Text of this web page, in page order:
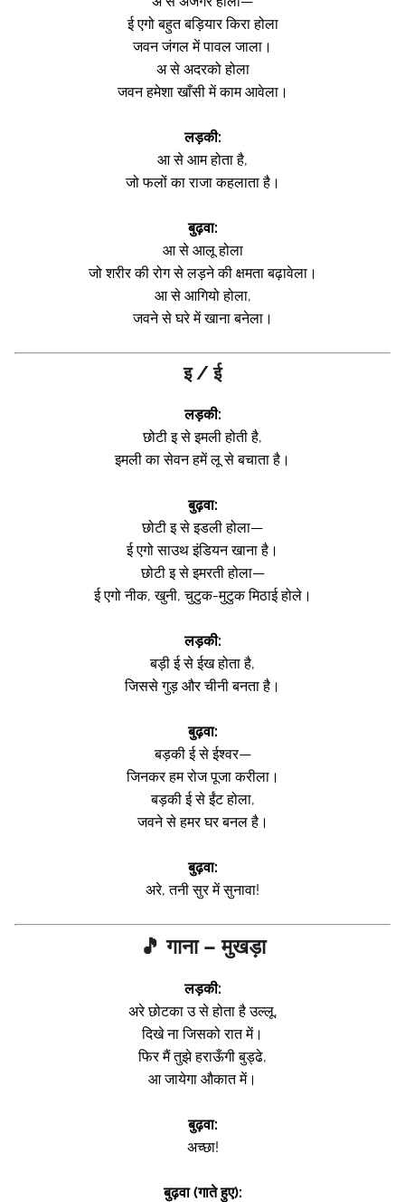
ई एगो बहुत बड़ियार किरा होला
जवन जंगल में पावल जाला।
अ से अदरको होला
जवन हमेशा खाँसी में काम आवेला।
लड़की:
आ से आम होता है,
जो फलों का राजा कहलाता है।
बुढ़वा:
आ से आलू होला
जो शरीर की रोग से लड़ने की क्षमता बढ़ावेला।
आ से आगियो होला,
जवने से घरे में खाना बनेला।
इ / ई
लड़की:
छोटी इ से इमली होती है,
इमली का सेवन हमें लू से बचाता है।
बुढ़वा:
छोटी इ से इडली होला—
ई एगो साउथ इंडियन खाना है।
छोटी इ से इमरती होला—
ई एगो नीक, खुनी, चुटुक-मुटुक मिठाई होले।
लड़की:
बड़ी ई से ईख होता है,
जिससे गुड़ और चीनी बनता है।
बुढ़वा:
बड़की ई से ईश्वर—
जिनकर हम रोज पूजा करीला।
बड़की ई से ईंट होला,
जवने से हमर घर बनल है।
बुढ़वा:
अरे, तनी सुर में सुनावा!
🎵 गाना – मुखड़ा
लड़की:
अरे छोटका उ से होता है उल्लू,
दिखे ना जिसको रात में।
फिर मैं तुझे हराऊँगी बुड्ढे,
आ जायेगा औकात में।
बुढ़वा:
अच्छा!
बुढ़वा (गाते हुए):